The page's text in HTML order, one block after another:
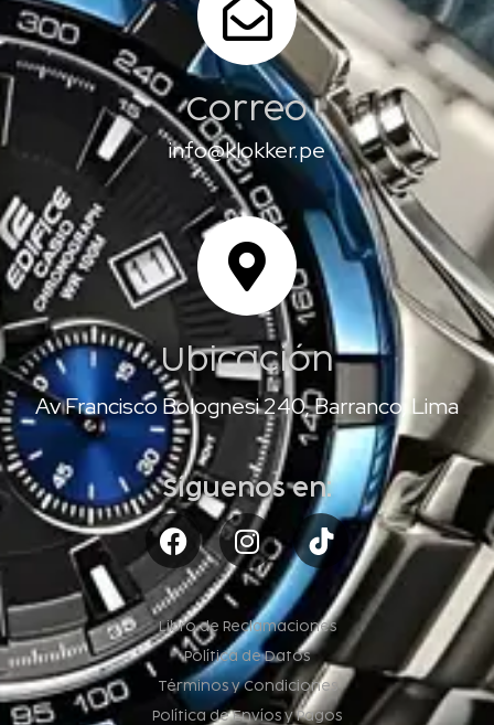
Correo
info@klokker.pe
Ubicación
Av Francisco Bolognesi 240, Barranco, Lima
Síguenos en:
Libro de Reclamaciones
Política de Datos
Términos y Condiciones
Política de Envíos y Pagos